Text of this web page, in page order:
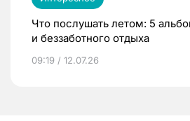
Что послушать летом: 5
и беззаботного отдыха
09:19 / 12.07.26